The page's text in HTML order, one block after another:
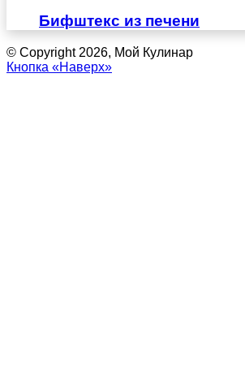
Бифштекс из печени
© Copyright 2026, Мой Кулинар
Кнопка «Наверх»